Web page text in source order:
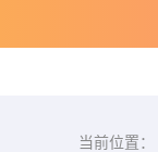
当前位置：